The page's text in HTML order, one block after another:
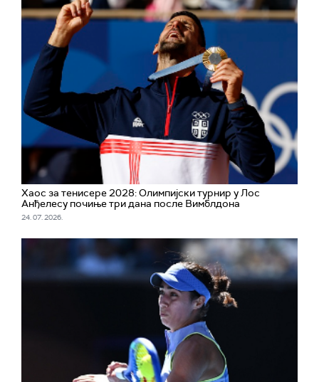
Хаос за тенисере 2028: Олимпијски турнир у Лос
Анђелесу почињe три дана после Вимблдона
24. 07. 2026.